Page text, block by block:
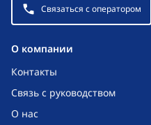
O компании
Контакты
Связь с руководством
О нас
Связаться с оператором